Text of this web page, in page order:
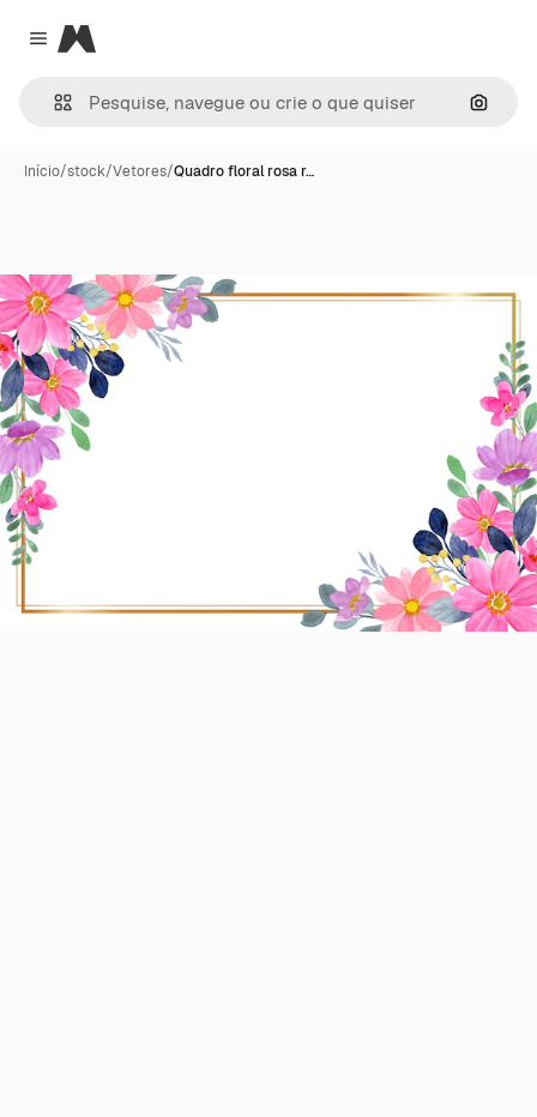
Close menu
Magnific
Início/stock/Vetores/Quadro floral rosa r…